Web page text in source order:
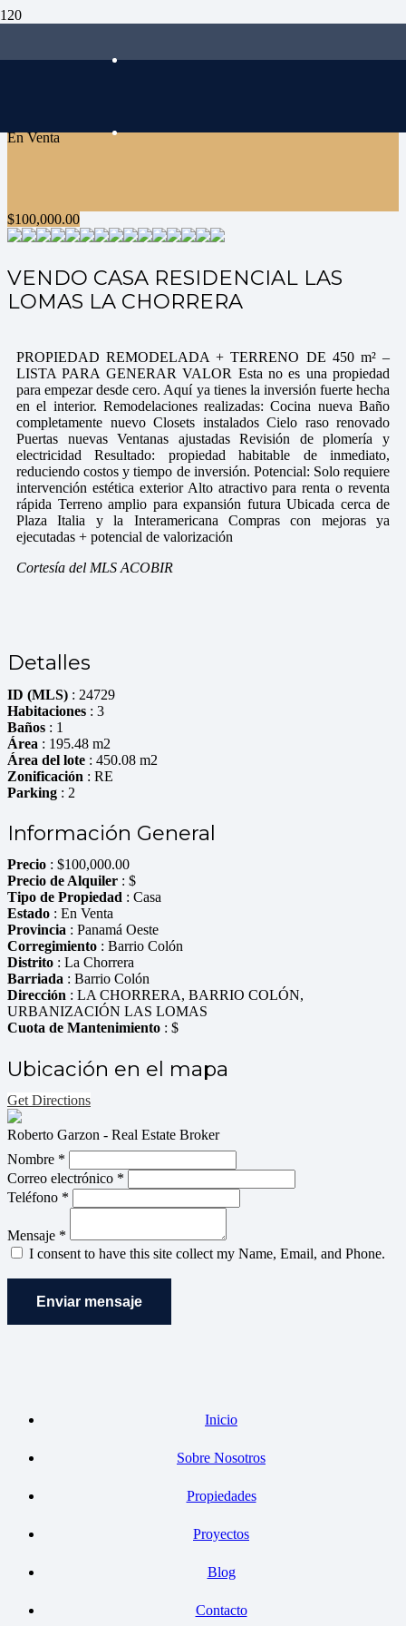
En Venta
$100,000.00
VENDO CASA RESIDENCIAL LAS
LOMAS LA CHORRERA
PROPIEDAD REMODELADA + TERRENO DE 450 m² –
LISTA PARA GENERAR VALOR Esta no es una propiedad
para empezar desde cero. Aquí ya tienes la inversión fuerte hecha
en el interior. Remodelaciones realizadas: Cocina nueva Baño
completamente nuevo Closets instalados Cielo raso renovado
Puertas nuevas Ventanas ajustadas Revisión de plomería y
electricidad Resultado: propiedad habitable de inmediato,
reduciendo costos y tiempo de inversión. Potencial: Solo requiere
intervención estética exterior Alto atractivo para renta o reventa
rápida Terreno amplio para expansión futura Ubicada cerca de
Plaza Italia y la Interamericana Compras con mejoras ya
ejecutadas + potencial de valorización
Cortesía del MLS ACOBIR
Detalles
ID (MLS) : 24729
Habitaciones : 3
Baños : 1
Área : 195.48 m2
Área del lote : 450.08 m2
Zonificación : RE
Parking : 2
Información General
Precio : $100,000.00
Precio de Alquiler : $
Tipo de Propiedad : Casa
Estado : En Venta
Provincia : Panamá Oeste
Corregimiento : Barrio Colón
Distrito : La Chorrera
Barriada : Barrio Colón
Dirección : LA CHORRERA, BARRIO COLÓN,
URBANIZACIÓN LAS LOMAS
Cuota de Mantenimiento : $
Ubicación en el mapa
Get Directions
Roberto Garzon - Real Estate Broker
Nombre *
Correo electrónico *
Teléfono *
Mensaje *
I consent to have this site collect my Name, Email, and Phone.
Enviar mensaje
Inicio
Sobre Nosotros
Propiedades
Proyectos
Blog
Contacto